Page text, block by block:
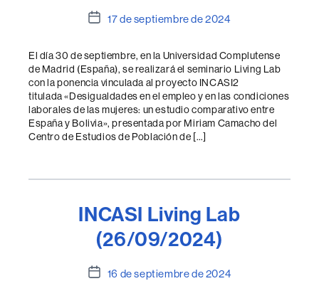
Fecha
entrada
17 de septiembre de 2024
El día 30 de septiembre, en la Universidad Complutense
de Madrid (España), se realizará el seminario Living Lab
con la ponencia vinculada al proyecto INCASI2
titulada «Desigualdades en el empleo y en las condiciones
laborales de las mujeres: un estudio comparativo entre
España y Bolivia», presentada por Miriam Camacho del
Centro de Estudios de Población de […]
INCASI Living Lab
(26/09/2024)
Fecha16 de septiembre de 2024